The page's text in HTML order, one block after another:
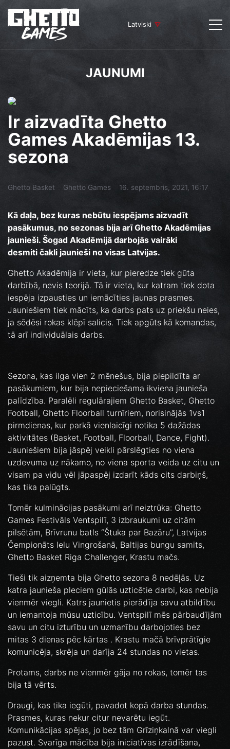
Latviski
JAUNUMI
Ir aizvadīta Ghetto
Games Akadēmijas 13.
sezona
Ghetto Basket Ghetto Games 16. septembris, 2021, 16:17
Kā daļa, bez kuras nebūtu iespējams aizvadīt
pasākumus, no sezonas bija arī Ghetto Akadēmijas
jaunieši. Šogad Akadēmijā darbojās vairāki
desmiti čakli jaunieši no visas Latvijas.
Ghetto Akadēmija ir vieta, kur pieredze tiek gūta
darbībā, nevis teorijā. Tā ir vieta, kur katram tiek dota
iespēja izpausties un iemācīties jaunas prasmes.
Jauniešiem tiek mācīts, ka darbs pats uz priekšu neies,
ja sēdēsi rokas klēpī salicis. Tiek apgūts kā komandas,
tā arī individuālais darbs.
Sezona, kas ilga vien 2 mēnešus, bija piepildīta ar
pasākumiem, kur bija nepieciešama ikviena jaunieša
palīdzība. Paralēli regulārajiem Ghetto Basket, Ghetto
Football, Ghetto Floorball turnīriem, norisinājās 1vs1
pirmdienas, kur parkā vienlaicīgi notika 5 dažādas
aktivitātes (Basket, Football, Floorball, Dance, Fight).
Jauniešiem bija jāspēj veikli pārslēgties no viena
uzdevuma uz nākamo, no viena sporta veida uz citu un
visam pa vidu vēl jāpaspēj izdarīt kāds cits darbiņš,
kas tika palūgts.
Tomēr kulminācijas pasākumi arī neiztrūka: Ghetto
Games Festivāls Ventspilī, 3 izbraukumi uz citām
pilsētām, Brīvrunu batls “Štuka par Bazāru”, Latvijas
Čempionāts Ielu Vingrošanā, Baltijas bungu samits,
Ghetto Basket Riga Challenger, Krastu mačs.
Tieši tik aizņemta bija Ghetto sezona 8 nedēļās. Uz
katra jaunieša pleciem gūlās uzticētie darbi, kas nebija
vienmēr viegli. Katrs jaunietis pierādīja savu atbildību
un iemantoja mūsu uzticību. Ventspilī mēs pārbaudījām
savu un citu izturību un uzmanību darbojoties bez
mitas 3 dienas pēc kārtas . Krastu mačā brīvprātīgie
komunicēja, skrēja un darīja 24 stundas no vietas.
Protams, darbs ne vienmēr gāja no rokas, tomēr tas
bija tā vērts.
Draugi, kas tika iegūti, pavadot kopā darba stundas.
Prasmes, kuras nekur citur nevarētu iegūt.
Komunikācijas spējas, jo bez tām Grīziņkalnā var viegli
pazust. Svarīga mācība bija iniciatīvas izrādīšana,